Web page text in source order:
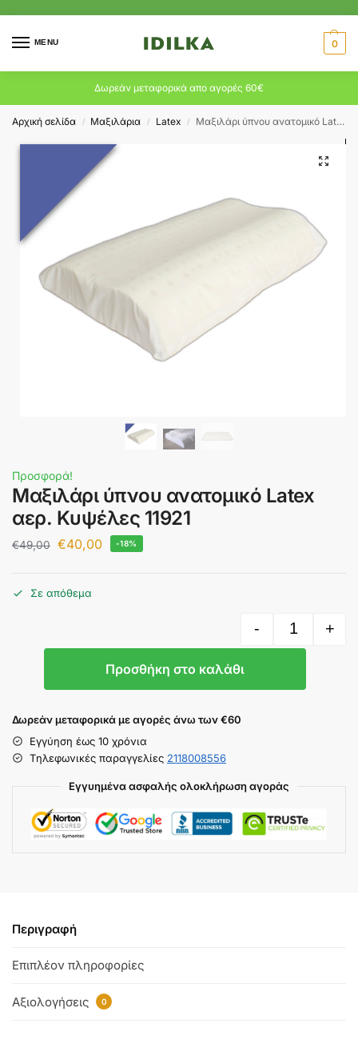
MENU 0
Δωρεάν μεταφορικά απο αγορές 60€
Αρχική σελίδα / Μαξιλάρια / Latex / Μαξιλάρι ύπνου ανατομικό Latex αερ. Κυψέλες 11921
Προσφορά!
Μαξιλάρι ύπνου ανατομικό Latex
αερ. Κυψέλες 11921
€49,00 €40,00 -18%
Σε απόθεμα
- +
Προσθήκη στο καλάθι
Δωρεάν μεταφορικά με αγορές άνω των €60
Εγγύηση έως 10 χρόνια
Tηλεφωνικές παραγγελίες 2118008556
Εγγυημένα ασφαλής ολοκλήρωση αγοράς
Περιγραφή
Επιπλέον πληροφορίες
Αξιολογήσεις 0